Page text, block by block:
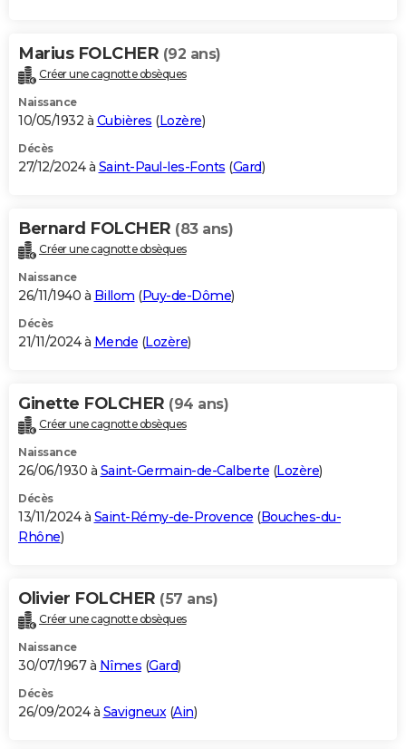
Marius FOLCHER (92 ans)
Créer une cagnotte obsèques
Naissance
10/05/1932 à Cubières (Lozère)
Décès
27/12/2024 à Saint-Paul-les-Fonts (Gard)
Bernard FOLCHER (83 ans)
Créer une cagnotte obsèques
Naissance
26/11/1940 à Billom (Puy-de-Dôme)
Décès
21/11/2024 à Mende (Lozère)
Ginette FOLCHER (94 ans)
Créer une cagnotte obsèques
Naissance
26/06/1930 à Saint-Germain-de-Calberte (Lozère)
Décès
13/11/2024 à Saint-Rémy-de-Provence (Bouches-du-
Rhône)
Olivier FOLCHER (57 ans)
Créer une cagnotte obsèques
Naissance
30/07/1967 à Nîmes (Gard)
Décès
26/09/2024 à Savigneux(Ain)